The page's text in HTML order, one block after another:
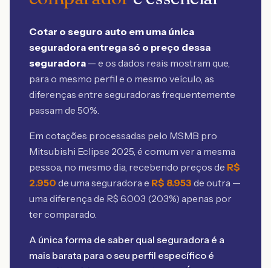
Cotar o seguro auto em uma única
seguradora entrega só o preço dessa
seguradora — e os dados reais mostram que,
para o mesmo perfil e o mesmo veículo, as
diferenças entre seguradoras frequentemente
passam de 50%.
Em cotações processadas pelo MSMB pro
Mitsubishi Eclipse 2025, é comum ver a mesma
pessoa, no mesmo dia, recebendo preços de R$
2.950 de uma seguradora e R$ 8.953 de outra —
uma diferença de R$ 6.003 (203%) apenas por
ter comparado.
A única forma de saber qual seguradora é a
mais barata para o seu perfil específico é